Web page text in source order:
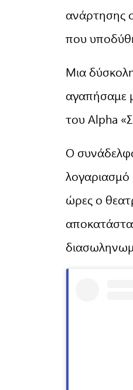
ανάρτησης
που
Μια
αγαπήσαμε
του Alpha
Ο
λογαριασμό
ώρες ο